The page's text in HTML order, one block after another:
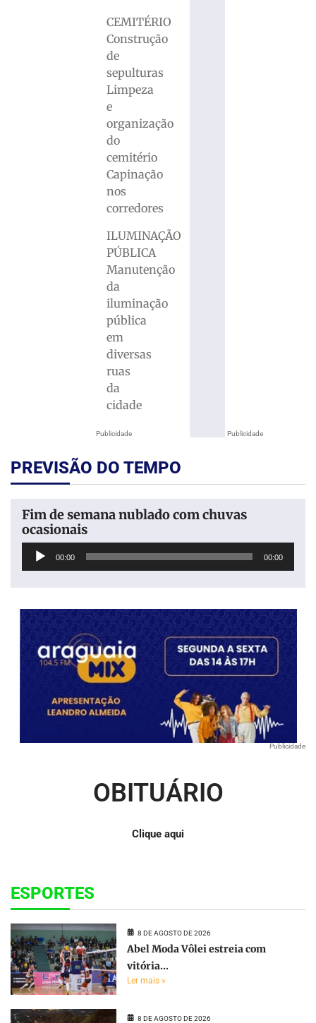
Publicidade
CEMITÉRIO
Construção
de
sepulturas
Limpeza
e
organização
do
cemitério
Capinação
nos
corredores
ILUMINAÇÃO
PÚBLICA
Manutenção
da
iluminação
pública
em
diversas
ruas
da
cidade
Publicidade
PREVISÃO DO TEMPO
Fim de semana nublado com chuvas
ocasionais
Tocador
00:00 00:00
Publicidade
OBITUÁRIO
Clique aqui
ESPORTES
8 DE AGOSTO DE 2026
Abel Moda Vôlei estreia com
vitória...
Ler mais »
8 DE AGOSTO DE 2026